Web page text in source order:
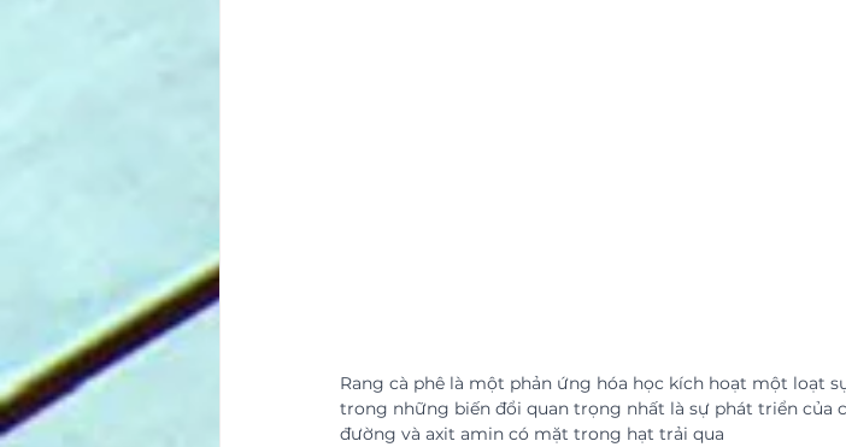
Rang cà phê là một phản ứng hóa học kích hoạt một loạt
trong những biến đổi quan trọng nhất là sự phát triển của
đường và axit amin có mặt trong hạt trải qua